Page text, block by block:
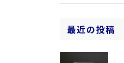
最近の投稿